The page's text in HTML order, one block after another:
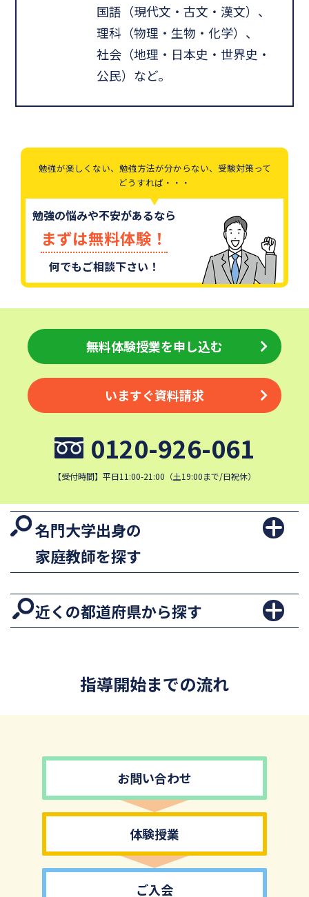
国語（現代文・古文・漢文）、
理科（物理・生物・化学）、
社会（地理・日本史・世界史・
公民）など。
勉強が楽しくない、勉強方法が分からない、受験対策って
どうすれば・・・
勉強の悩みや不安があるなら
まずは無料体験！
何でもご相談下さい！
無料体験授業を申し込む
いますぐ資料請求
0120-926-061
【受付時間】平日11:00-21:00（土19:00まで/日祝休）
名門大学出身の
家庭教師を探す
近くの都道府県から探す
指導開始までの流れ
お問い合わせ
体験授業
ご入会